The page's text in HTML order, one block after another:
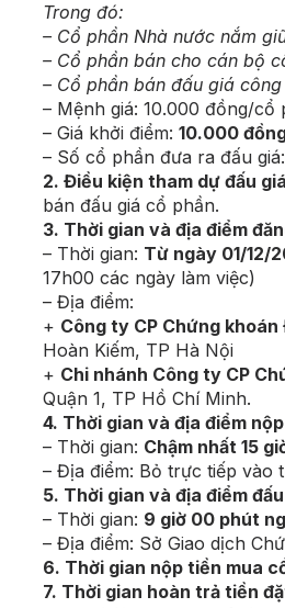
Trong đó:
– Cổ phần Nhà nước nắm
– Cổ phần bán cho cán bộ
– Cổ phần bán đấu giá
– Mệnh giá: 10.000 đồng/cổ
– Giá khởi điểm: 10.000
– Số cổ phần đưa ra đấu giá:
2. Điều kiện tham dự đấu
bán đấu giá cổ phần.
3. Thời gian và địa điểm
– Thời gian: Từ ngày 01/12/
17h00 các ngày làm việc)
– Địa điểm:
+ Công ty CP Chứng khoán
Hoàn Kiếm, TP Hà Nội
+ Chi nhánh Công ty CP
Quận 1, TP Hồ Chí Minh.
4. Thời gian và địa điểm
– Thời gian: Chậm nhất 15
– Địa điểm: Bỏ trực tiếp vào
5. Thời gian và địa điểm
– Thời gian: 9 giờ 00 phút
– Địa điểm: Sở Giao dịch
6. Thời gian nộp tiền mua
7. Thời gian hoàn trả tiền